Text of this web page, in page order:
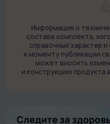
Пазлы Unidragon созданы
Информация о
составе комплекта,
справочный характер
к моменту публикации
может вносить
и конструкцию продукта